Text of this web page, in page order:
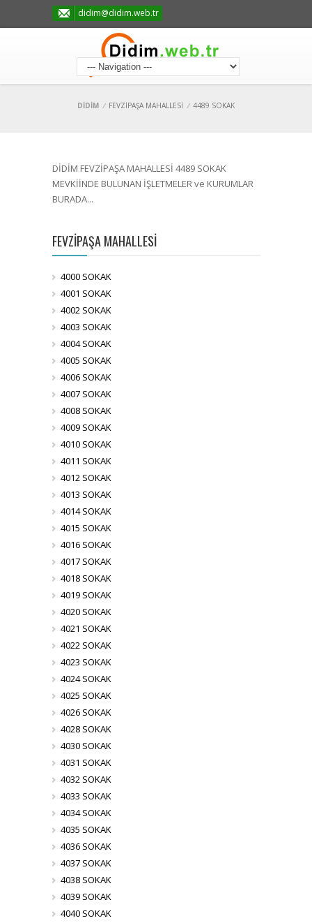
didim@didim.web.tr
DİDİM / FEVZİPAŞA MAHALLESİ / 4489 SOKAK
DİDİM FEVZİPAŞA MAHALLESİ 4489 SOKAK
MEVKİİNDE BULUNAN İŞLETMELER ve KURUMLAR
BURADA...
FEVZİPAŞA MAHALLESİ
4000 SOKAK
4001 SOKAK
4002 SOKAK
4003 SOKAK
4004 SOKAK
4005 SOKAK
4006 SOKAK
4007 SOKAK
4008 SOKAK
4009 SOKAK
4010 SOKAK
4011 SOKAK
4012 SOKAK
4013 SOKAK
4014 SOKAK
4015 SOKAK
4016 SOKAK
4017 SOKAK
4018 SOKAK
4019 SOKAK
4020 SOKAK
4021 SOKAK
4022 SOKAK
4023 SOKAK
4024 SOKAK
4025 SOKAK
4026 SOKAK
4028 SOKAK
4030 SOKAK
4031 SOKAK
4032 SOKAK
4033 SOKAK
4034 SOKAK
4035 SOKAK
4036 SOKAK
4037 SOKAK
4038 SOKAK
4039 SOKAK
4040 SOKAK